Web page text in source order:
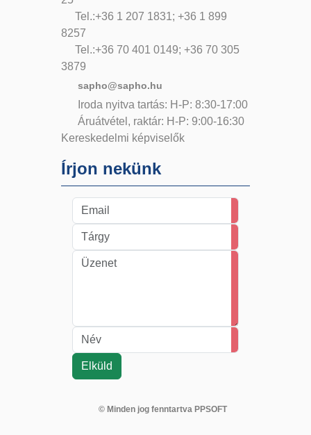
Tel.:+36 1 207 1831; +36 1 899
8257
Tel.:+36 70 401 0149; +36 70 305
3879
sapho@sapho.hu
Iroda nyitva tartás: H-P: 8:30-17:00
Áruátvétel, raktár: H-P: 9:00-16:30
Kereskedelmi képviselők
Írjon nekünk
© Minden jog fenntartva PPSOFT